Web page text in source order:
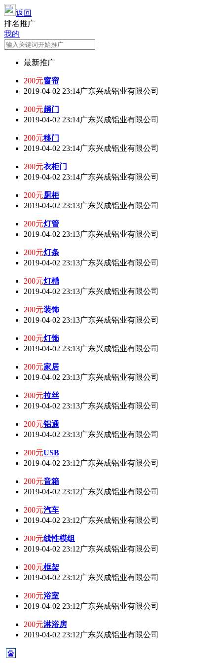
返回
排名推广
我的
最新推广
200元窗帘
2019-04-02 23:14广东兴成铝业有限公司
200元趟门
2019-04-02 23:14广东兴成铝业有限公司
200元移门
2019-04-02 23:14广东兴成铝业有限公司
200元衣柜门
2019-04-02 23:14广东兴成铝业有限公司
200元厨柜
2019-04-02 23:13广东兴成铝业有限公司
200元灯管
2019-04-02 23:13广东兴成铝业有限公司
200元灯条
2019-04-02 23:13广东兴成铝业有限公司
200元灯槽
2019-04-02 23:13广东兴成铝业有限公司
200元装饰
2019-04-02 23:13广东兴成铝业有限公司
200元灯饰
2019-04-02 23:13广东兴成铝业有限公司
200元家居
2019-04-02 23:13广东兴成铝业有限公司
200元拉丝
2019-04-02 23:13广东兴成铝业有限公司
200元铝通
2019-04-02 23:13广东兴成铝业有限公司
200元USB
2019-04-02 23:12广东兴成铝业有限公司
200元音箱
2019-04-02 23:12广东兴成铝业有限公司
200元汽车
2019-04-02 23:12广东兴成铝业有限公司
200元线性模组
2019-04-02 23:12广东兴成铝业有限公司
200元框架
2019-04-02 23:12广东兴成铝业有限公司
200元浴室
2019-04-02 23:12广东兴成铝业有限公司
200元淋浴房
2019-04-02 23:12广东兴成铝业有限公司